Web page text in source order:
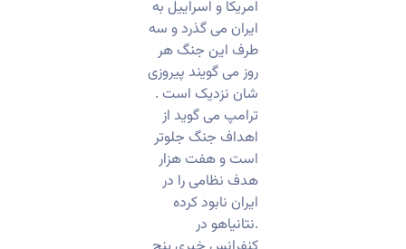
امریکا و اسراییل به
ایران می گذرد و سه
طرف این جنگ هر
روز می گویند پیروزی
شان نزدیک است .
ترامپ می گوید از
اهداف جنگ جلوتر
است و هفت هزار
هدف نظامی را در
ایران نابود کرده
.نتانیاهو در